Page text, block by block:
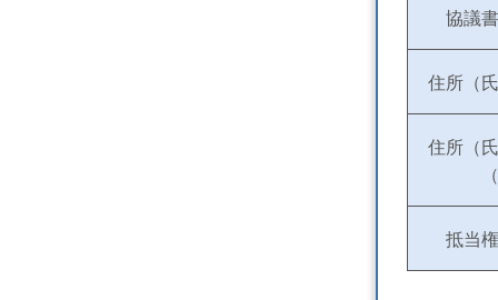
協議
住所（
住所（
抵当